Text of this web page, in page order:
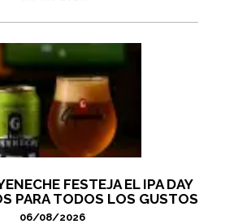
FESTEJA EL IPA DAY
PARA TODOS LOS GUSTOS
06/08/2026